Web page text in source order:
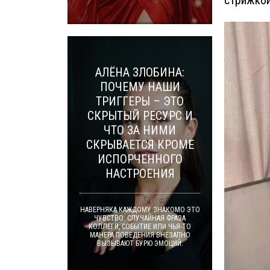
АЛЁНА ЗЛОБИНА:
ПОЧЕМУ НАШИ
ТРИГГЕРЫ – ЭТО
СКРЫТЫЙ РЕСУРС И
ЧТО ЗА НИМИ
СКРЫВАЕТСЯ КРОМЕ
ИСПОРЧЕННОГО
НАСТРОЕНИЯ
НАВЕРНЯКА КАЖДОМУ ЗНАКОМО ЭТО
ЧУВСТВО: СЛУЧАЙНАЯ ФРАЗА
КОЛЛЕГИ, СОБЫТИЕ ИЛИ ЧЬЯ-ТО
МАНЕРА ПОВЕДЕНИЯ ВНЕЗАПНО
ВЫЗЫВАЮТ БУРЮ ЭМОЦИЙ.